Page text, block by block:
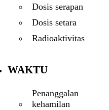
Dosis serapan
Dosis setara
Radioaktivitas
WAKTU
Penanggalan
kehamilan